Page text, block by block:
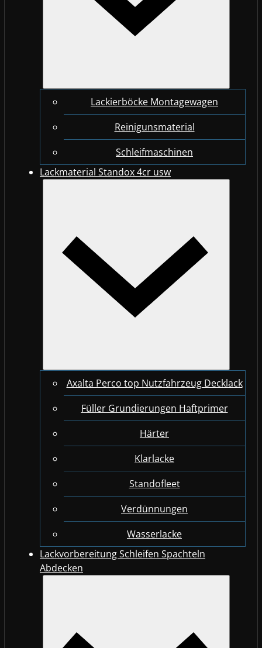
Lackierböcke Montagewagen
Reinigunsmaterial
Schleifmaschinen
Lackmaterial Standox 4cr usw
Axalta Perco top Nutzfahrzeug Decklack
Füller Grundierungen Haftprimer
Härter
Klarlacke
Standofleet
Verdünnungen
Wasserlacke
Lackvorbereitung Schleifen Spachteln
Abdecken